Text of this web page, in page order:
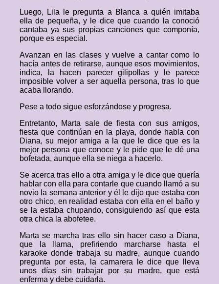
Luego, Lila le pregunta a Blanca a quién imitaba
ella de pequeña, y le dice que cuando la conoció
cantaba ya sus propias canciones que componía,
porque es especial.
Avanzan en las clases y vuelve a cantar como lo
hacía antes de retirarse, aunque esos movimientos,
indica, la hacen parecer gilipollas y le parece
imposible volver a ser aquella persona, tras lo que
acaba llorando.
Pese a todo sigue esforzándose y progresa.
Entretanto, Marta sale de fiesta con sus amigos,
fiesta que continúan en la playa, donde habla con
Diana, su mejor amiga a la que le dice que es la
mejor persona que conoce y le pide que le dé una
bofetada, aunque ella se niega a hacerlo.
Se acerca tras ello a otra amiga y le dice que quería
hablar con ella para contarle que cuando llamó a su
novio la semana anterior y él le dijo que estaba con
otro chico, en realidad estaba con ella en el baño y
se la estaba chupando, consiguiendo así que esta
otra chica la abofetee.
Marta se marcha tras ello sin hacer caso a Diana,
que la llama, prefiriendo marcharse hasta el
karaoke donde trabaja su madre, aunque cuando
pregunta por esta, la camarera le dice que lleva
unos días sin trabajar por su madre, que está
enferma y debe cuidarla.